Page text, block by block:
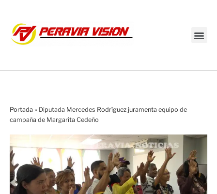
Portada » Diputada Mercedes Rodríguez juramenta equipo de
campaña de Margarita Cedeño